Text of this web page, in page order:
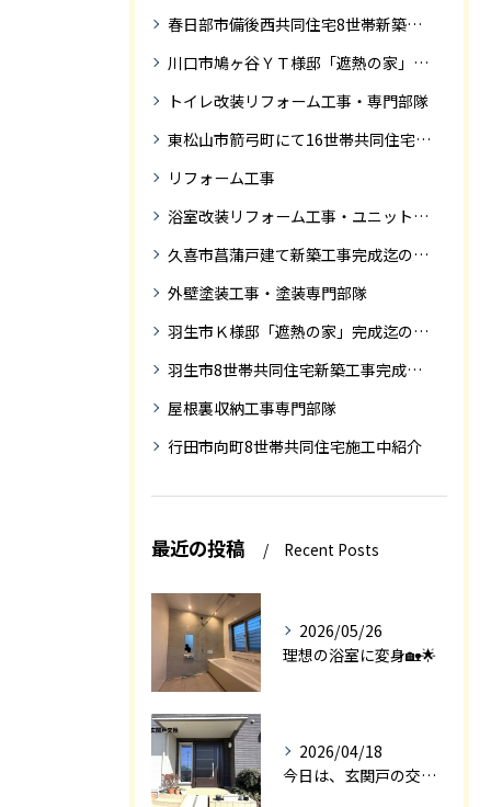
春日部市備後西共同住宅8世帯新築工事完成迄の紹介です。
川口市鳩ヶ谷ＹＴ様邸「遮熱の家」工事状況
トイレ改装リフォーム工事・専門部隊
東松山市箭弓町にて16世帯共同住宅新築工事完成迄の紹介です。
リフォーム工事
浴室改装リフォーム工事・ユニットバス専門部隊
久喜市菖蒲戸建て新築工事完成迄の紹介
外壁塗装工事・塗装専門部隊
羽生市Ｋ様邸「遮熱の家」完成迄の紹介です
羽生市8世帯共同住宅新築工事完成迄の紹介
屋根裏収納工事専門部隊
行田市向町8世帯共同住宅施工中紹介
最近の投稿 Recent Posts
2026/05/26
理想の浴室に変身🏡🌟
2026/04/18
今日は、玄関戸の交換工事をご紹介します🚪✨。